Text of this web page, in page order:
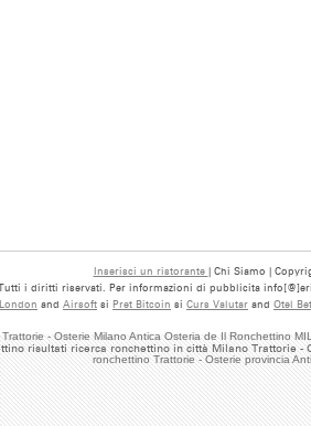
- Osterie Milano Antica Osteria de Il Ronchettino
risultati ricerca ronchettino in città Milano Trattorie
ronchettino Trattorie - Osterie provincia
Inserisci un ristorante | Chi Siamo |
i diritti riservati. Per informazioni di pubblicita
London and Airsoft si Pret Bitcoin si Curs Valutar and Otel